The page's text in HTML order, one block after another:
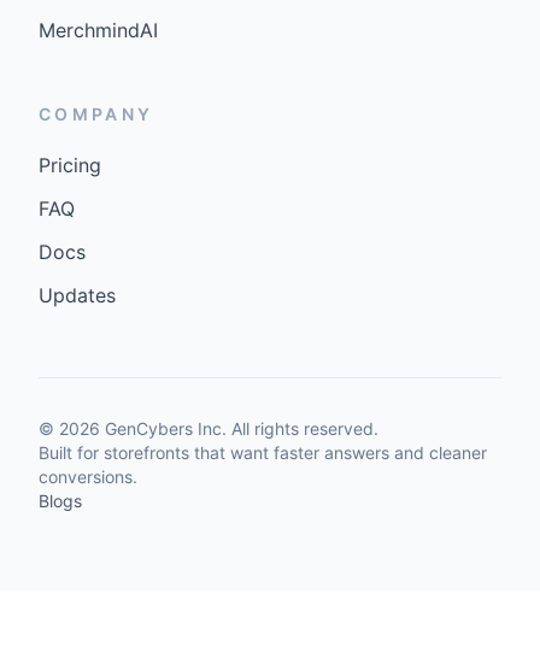
MerchmindAI
COMPANY
Pricing
FAQ
Docs
Updates
© 2026 GenCybers Inc. All rights reserved.
Built for storefronts that want faster answers and cleaner
conversions.
Blogs